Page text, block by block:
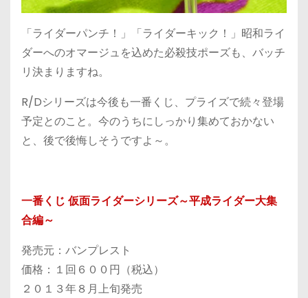
「ライダーパンチ！」「ライダーキック！」昭和ライ
ダーへのオマージュを込めた必殺技ポーズも、バッチ
リ決まりますね。
R/Dシリーズは今後も一番くじ、プライズで続々登場
予定とのこと。今のうちにしっかり集めておかない
と、後で後悔しそうですよ～。
一番くじ 仮面ライダーシリーズ～平成ライダー大集
合編～
発売元：バンプレスト
価格：１回６００円（税込）
２０１３年８月上旬発売